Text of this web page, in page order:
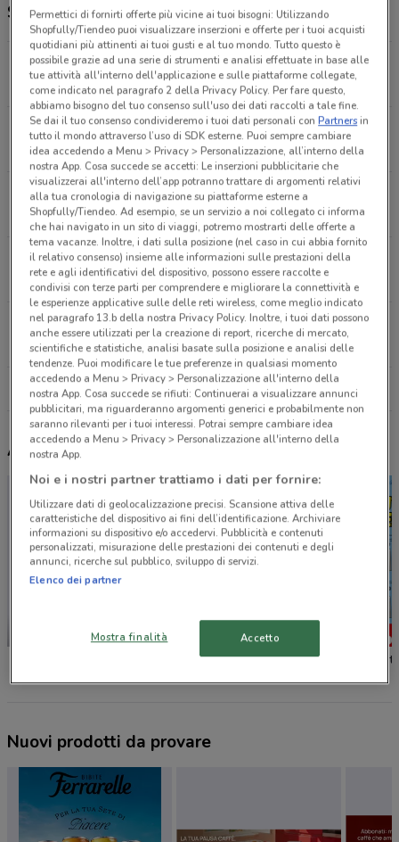
Supermercati e orari Tigros
Via Novara,15 Milano
1.7 km
APERTO
Via Baldinucci, 73 Milano
4 km
APERTO
Via Cabella, 46 Milano
4.8 km
APERTO
Via Cagliero, 14/A Milano
5.1 km
APERTO
Via Garibaldi, 3 Asssago
6.9 km
APERTO
Tutti i negozi Tigros
Altri volantini nelle vicinanze
NUOVO
Iper La grande i Bennet
Nuovi prodotti da provare
Permettici di fornirti offerte più vicine ai tuoi bisogni: Utilizzando
Shopfully/Tiendeo puoi visualizzare inserzioni e offerte per i tuoi acquisti
quotidiani più attinenti ai tuoi gusti e al tuo mondo. Tutto questo è
possibile grazie ad una serie di strumenti e analisi effettuate in base alle
tue attività all'interno dell'applicazione e sulle piattaforme collegate,
come indicato nel paragrafo 2 della Privacy Policy. Per fare questo,
abbiamo bisogno del tuo consenso sull'uso dei dati raccolti a tale fine.
Se dai il tuo consenso condivideremo i tuoi dati personali conPartnersin
tutto il mondo attraverso l’uso di SDK esterne. Puoi sempre cambiare
idea accedendo a Menu > Privacy > Personalizzazione, all’interno della
nostra App. Cosa succede se accetti: Le inserzioni pubblicitarie che
visualizzerai all'interno dell’app potranno trattare di argomenti relativi
alla tua cronologia di navigazione su piattaforme esterne a
Shopfully/Tiendeo. Ad esempio, se un servizio a noi collegato ci informa
che hai navigato in un sito di viaggi, potremo mostrarti delle offerte a
tema vacanze. Inoltre, i dati sulla posizione (nel caso in cui abbia fornito
il relativo consenso) insieme alle informazioni sulle prestazioni della
rete e agli identificativi del dispositivo, possono essere raccolte e
condivisi con terze parti per comprendere e migliorare la connettività e
le esperienze applicative sulle delle reti wireless, come meglio indicato
nel paragrafo 13.b della nostra Privacy Policy. Inoltre, i tuoi dati possono
anche essere utilizzati per la creazione di report, ricerche di mercato,
scientifiche e statistiche, analisi basate sulla posizione e analisi delle
tendenze. Puoi modificare le tue preferenze in qualsiasi momento
accedendo a Menu > Privacy > Personalizzazione all'interno della
nostra App. Cosa succede se rifiuti: Continuerai a visualizzare annunci
pubblicitari, ma riguarderanno argomenti generici e probabilmente non
saranno rilevanti per i tuoi interessi. Potrai sempre cambiare idea
accedendo a Menu > Privacy > Personalizzazione all'interno della
nostra App.
Noi e i nostri partner trattiamo i dati per fornire:
Utilizzare dati di geolocalizzazione precisi. Scansione attiva delle
caratteristiche del dispositivo ai fini dell’identificazione. Archiviare
informazioni su dispositivo e/o accedervi. Pubblicità e contenuti
personalizzati, misurazione delle prestazioni dei contenuti e degli
annunci, ricerche sul pubblico, sviluppo di servizi.
Elenco dei partner
Mostra finalità Accetto